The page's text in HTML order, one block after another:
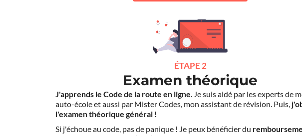
ÉTAPE 2
Examen théorique
J'apprends le Code de la route en ligne. Je suis aidé par les experts de
auto-école et aussi par Mister Codes, mon assistant de révision. Puis,
l'examen théorique général !
Si j'échoue au code, pas de panique ! Je peux bénéficier du